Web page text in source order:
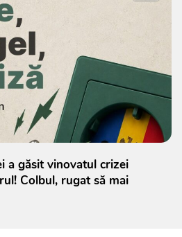
a găsit vinovatul crizei
Colbul, rugat să mai